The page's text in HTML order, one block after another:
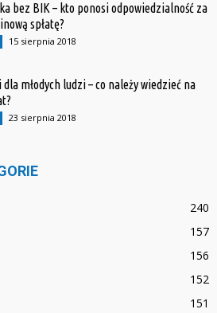
bez BIK – kto ponosi odpowiedzialność za
spłatę?
15 sierpnia 2018
dla młodych ludzi – co należy wiedzieć na
23 sierpnia 2018
240
157
156
152
151